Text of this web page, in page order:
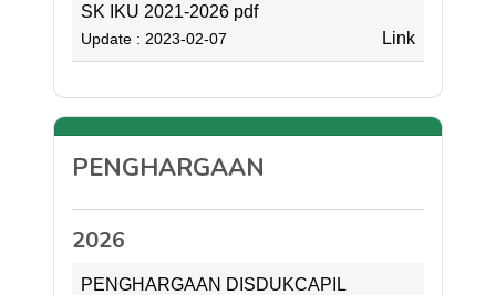
SK IKU 2021-2026 pdf
Update : 2023-02-07 Link
PENGHARGAAN
2026
PENGHARGAAN DISDUKCAPIL